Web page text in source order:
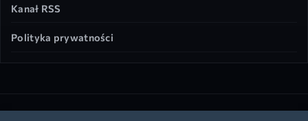
Kanał RSS
Polityka prywatności